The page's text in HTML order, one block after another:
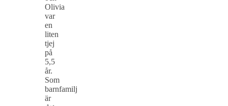
Olivia
var
en
liten
tjej
på
5,5
år.
Som
barnfamilj
är